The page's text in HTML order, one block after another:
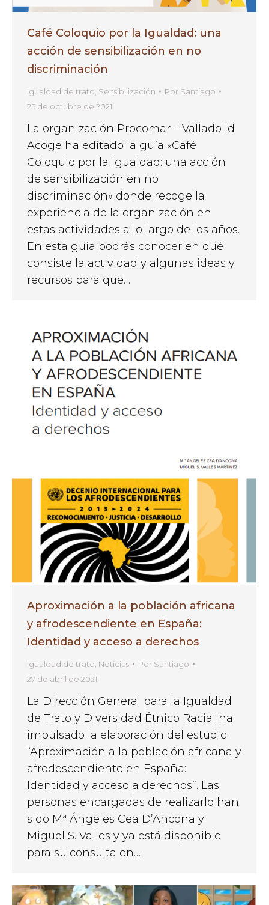
Café Coloquio por la Igualdad: una
acción de sensibilización en no
discriminación
Igualdad de trato Sensibilización Por Santiago
25 de octubre de 2021
La organización Procomar – Valladolid
Acoge ha editado la guía «Café
Coloquio por la Igualdad: una acción
de sensibilización en no
discriminación» donde recoge la
experiencia de la organización en
estas actividades a lo largo de los años.
En esta guía podrás conocer en qué
consiste la actividad y algunas ideas y
recursos para que…
Aproximación a la población africana
y afrodescendiente en España:
Identidad y acceso a derechos
Igualdad de trato Noticias Por Santiago
27 de abril de 2021
La Dirección General para la Igualdad
de Trato y Diversidad Étnico Racial ha
impulsado la elaboración del estudio
“Aproximación a la población africana y
afrodescendiente en España:
Identidad y acceso a derechos”. Las
personas encargadas de realizarlo han
sido Mª Ángeles Cea D’Ancona y
Miguel S. Valles y ya está disponible
para su consulta en…